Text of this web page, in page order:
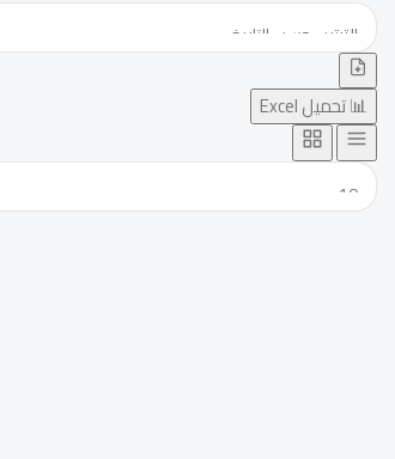
📊 تحميل Excel